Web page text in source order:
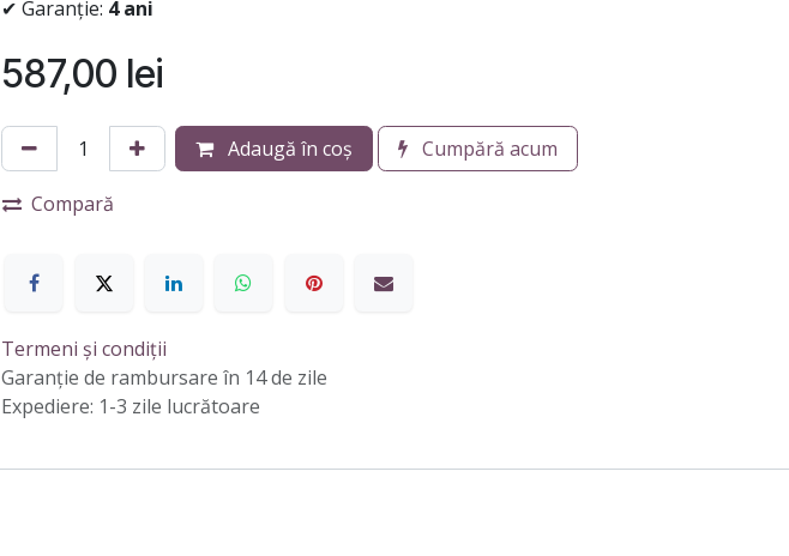
✔ Garanție: 4 ani
587,00 lei
Adaugă în coș Cumpără acum
Compară
Termeni și condiții
Garanție de rambursare în 14 de zile
Expediere: 1-3 zile lucrătoare